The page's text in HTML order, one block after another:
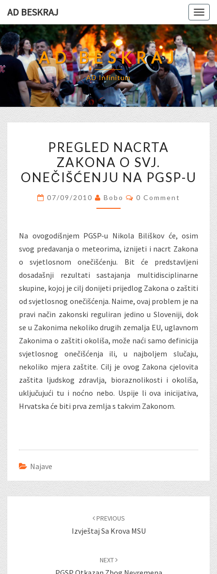
content
AD BESKRAJ
AD BESKRAJ
AD Infinitum
NACRTA
ZAKONA
O
ONEČIŠĆENJU
U
PREGLED NACRTA
ZAKONA O SVJ.
ONEČIŠĆENJU NA PGSP-U
07/09/2010 Bobo Comments
0 Comment
Na ovogodišnjem PGSP-u Nikola Biliškov će, osim
svog predavanja o meteorima, iznijeti i nacrt Zakona
o svjetlosnom onečišćenju. Bit će predstavljeni
dosadašnji rezultati sastajanja multidisciplinarne
skupine, kojoj je cilj donijeti prijedlog Zakona o zaštiti
od svjetlosnog onečišćenja. Naime, ovaj problem je na
pravi način zakonski reguliran jedino u Sloveniji, dok
se u Zakonima nekoliko drugih zemalja EU, uglavnom
Zakonima o zaštiti okoliša, može naći samo definicija
svjetlosnog onečišćenja ili, u najboljem slučaju,
nekoliko mjera zaštite. Cilj je ovog Zakona cjelovita
zaštita ljudskog zdravlja, bioraznolikosti i okoliša,
uključujući tu i noćno nebo. Uspije li ova inicijativa,
Hrvatska će biti prva zemlja s takvim Zakonom.
Najave
PREVIOUS
Izvještaj Sa Krova MSU
NEXT